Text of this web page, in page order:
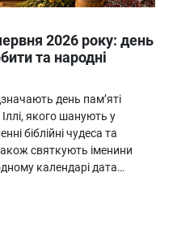
2026 року: день
та народні
день пам’яті
якого шанують у
біблійні чудеса та
святкують іменини
календарі дата…